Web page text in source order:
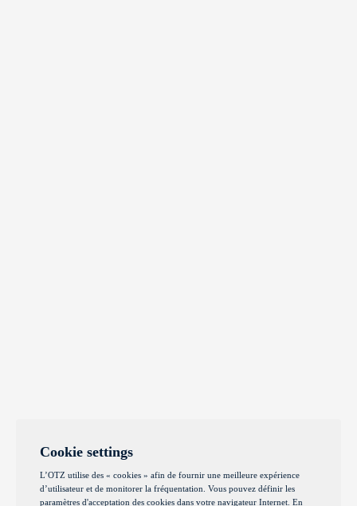
Cookie settings
L’OTZ utilise des « cookies » afin de fournir une meilleure expérience
d’utilisateur et de monitorer la fréquentation. Vous pouvez définir les
paramètres d'acceptation des cookies dans votre navigateur Internet. En